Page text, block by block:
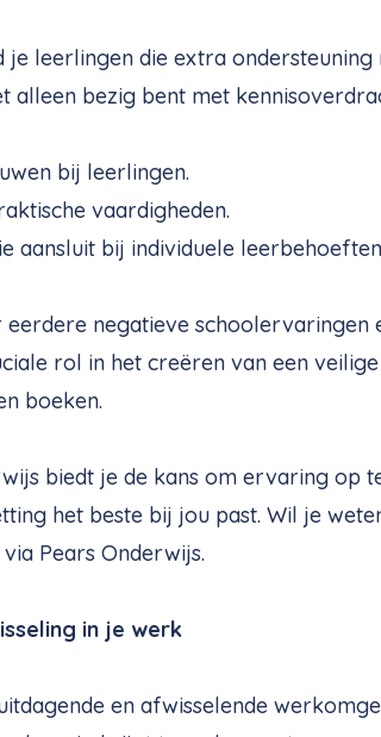
je leerlingen die extra
alleen bezig bent met
bij leerlingen.
vaardigheden.
aansluit bij individuele
negatieve schoolervaringen
rol in het creëren van een
boeken.
biedt je de kans om ervaring op
het beste bij jou past. Wil je
Pears Onderwijs.
in je werk
en afwisselende